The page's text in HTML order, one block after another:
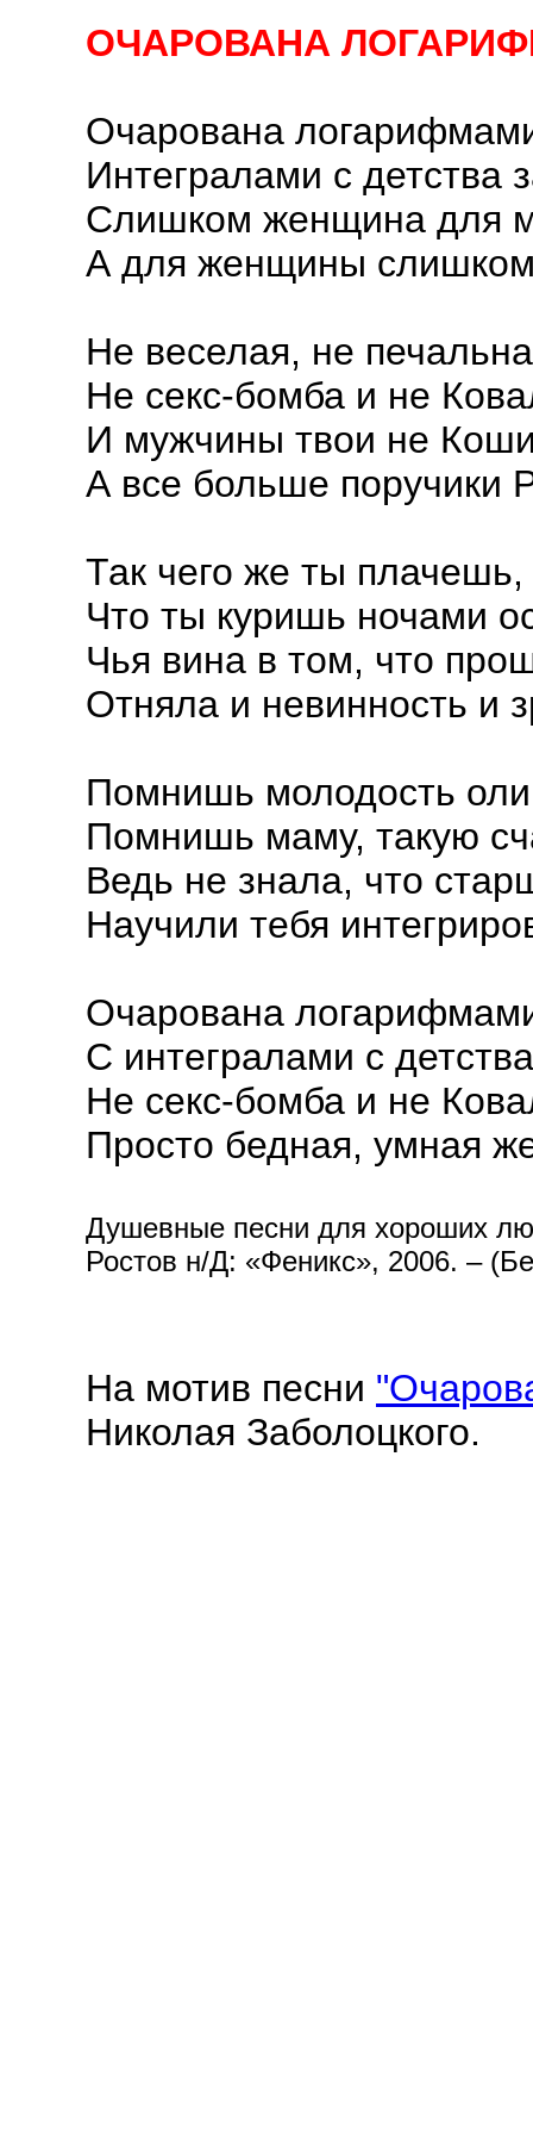
ОЧАРОВАНА
Очарована
Интегралами с детства
Слишком женщина для
А для женщины
Не веселая, не
Не секс-бомба и не
И мужчины твои не
А все больше поручики
Так чего же ты плачешь,
Что ты куришь ночами
Чья вина в том, что
Отняла и невинность и
Помнишь молодость
Помнишь маму, такую
Ведь не знала, что
Научили тебя
Очарована
С интегралами с
Не секс-бомба и не
Просто бедная, умная
Душевные песни для хороших
Ростов н/Д: «Феникс», 2006. –
На мотив песни
Николая Заболоцкого.